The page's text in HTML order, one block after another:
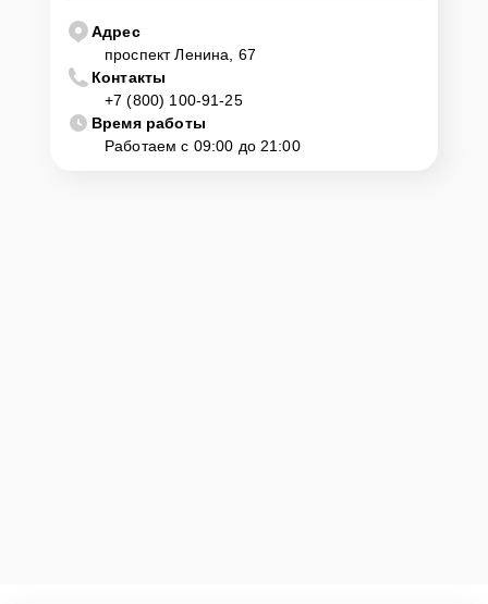
Адрес
проспект Ленина, 67
Контакты
+7 (800) 100-91-25
Время работы
Работаем с 09:00 до 21:00